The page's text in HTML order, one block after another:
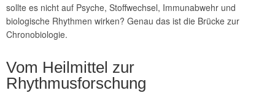
sollte es nicht auf Psyche, Stoffwechsel, Immunabwehr und
biologische Rhythmen wirken? Genau das ist die Brücke zur
Chronobiologie.
Vom Heilmittel zur
Rhythmusforschung